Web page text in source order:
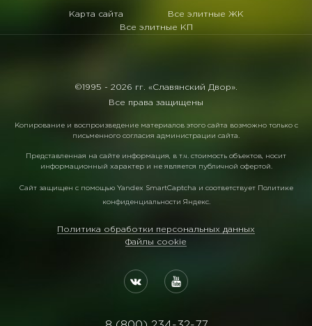
Карта сайта
Все элитные ЖК
Все элитные КП
©1995 - 2026 гг. «Славянский Двор».
Все права защищены
Копирование и воспроизведение материалов этого сайта возможно только с
письменного согласия администрации сайта.
Представленная на сайте информация, в т.ч. стоимость объектов, носит
информационный характер и не является публичной офертой.
Сайт защищен с помощью Yandex SmartCaptcha и соответствует Политике
конфиденциальности Яндекс.
Политика обработки персональных данных
Файлы cookie